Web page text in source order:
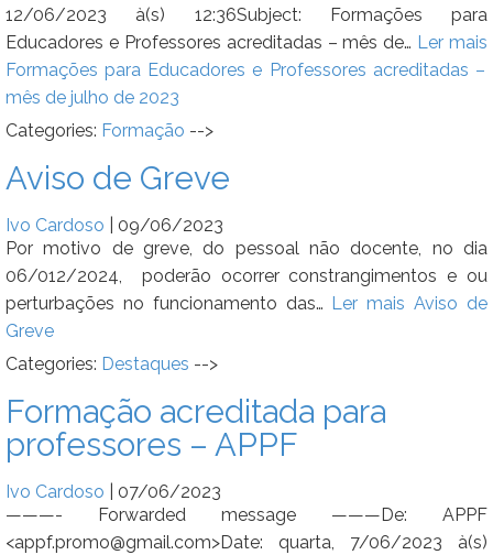
12/06/2023 à(s) 12:36Subject: Formações para
Educadores e Professores acreditadas – mês de… Ler mais
Formações para Educadores e Professores acreditadas –
mês de julho de 2023
Categories: Formação -->
Aviso de Greve
Ivo Cardoso
09/06/2023
Por motivo de greve, do pessoal não docente, no dia
06/012/2024, poderão ocorrer constrangimentos e ou
perturbações no funcionamento das… Ler mais Aviso de
Greve
Categories: Destaques -->
Formação acreditada para
professores – APPF
Ivo Cardoso
07/06/2023
———- Forwarded message ———De: APPF
<appf.promo@gmail.com>Date: quarta, 7/06/2023 à(s)